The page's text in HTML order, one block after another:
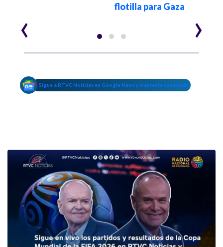
flotilla para Gaza
‹ ›
Sigue a RTVC Noticias en Google News y mantente conectado